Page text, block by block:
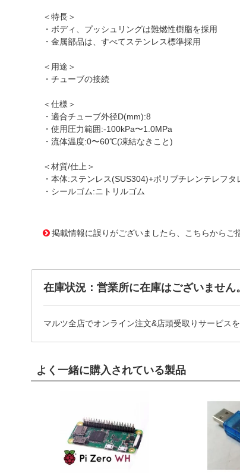
＜特長＞
・ボディ、プッシュリングは難燃性樹脂を採用
・金属部品は、すべてステンレス標準採用
＜用途＞
・チューブの接続
＜仕様＞
・適合チューブ外径D(mm):8
・使用圧力範囲:-100kPa〜1.0MPa
・流体温度:0〜60℃(凍結なきこと)
＜材質/仕上＞
・本体:ステンレス(SUS304)+ポリブチレンテレフタ
・シールゴム:ニトリルゴム
掲載情報に誤りがございましたら、こちらからご
在庫状況：営業所に在庫はございません。
マルツ全店でオンライン注文&店頭受取りサービス
よく一緒に購入されている製品